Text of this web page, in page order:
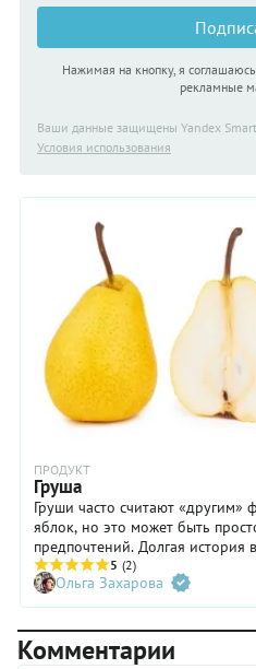
Нажимая на кнопку, я
рекламные
Ваши данные защищены Yandex
Условия использования
ПРОДУКТ
Груша
Груши часто считают «другим»
яблок, но это может быть
предпочтений. Долгая
Востоке и Западе, а также их
этим фруктам быть такими же
не менее, их отличительная
цветочный аромат делает
особенными плодами.
5 (2)
Ольга Захарова
Комментарии